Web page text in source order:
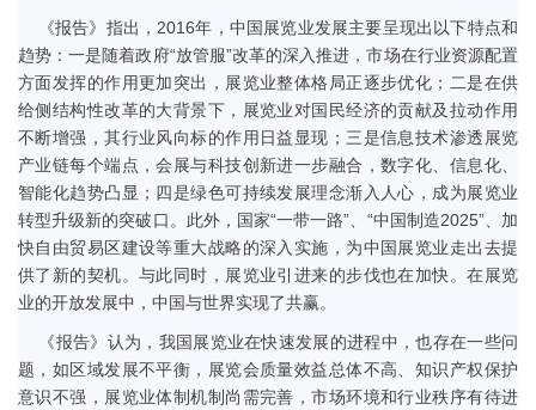
《报告》指出，2016年，中国展览业发展主要呈现出以下特点和
趋势：一是随着政府“放管服”改革的深入推进，市场在行业资源配置
方面发挥的作用更加突出，展览业整体格局正逐步优化；二是在供
给侧结构性改革的大背景下，展览业对国民经济的贡献及拉动作用
不断增强，其行业风向标的作用日益显现；三是信息技术渗透展览
产业链每个端点，会展与科技创新进一步融合，数字化、信息化、
智能化趋势凸显；四是绿色可持续发展理念渐入人心，成为展览业
转型升级新的突破口。此外，国家“一带一路”、“中国制造2025”、加
快自由贸易区建设等重大战略的深入实施，为中国展览业走出去提
供了新的契机。与此同时，展览业引进来的步伐也在加快。在展览
业的开放发展中，中国与世界实现了共赢。
《报告》认为，我国展览业在快速发展的进程中，也存在一些问
题，如区域发展不平衡，展览会质量效益总体不高、知识产权保护
意识不强，展览业体制机制尚需完善，市场环境和行业秩序有待进